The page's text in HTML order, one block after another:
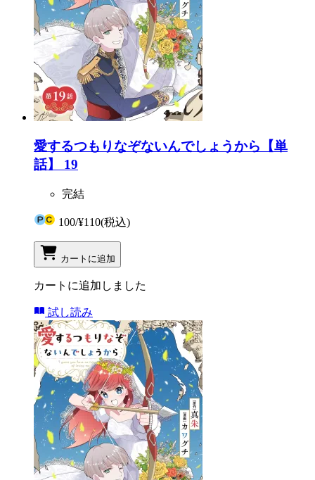
愛するつもりなぞないんでしょうから【単
話】 19
完結
100/¥110(税込)
カートに追加
カートに追加しました
試し読み